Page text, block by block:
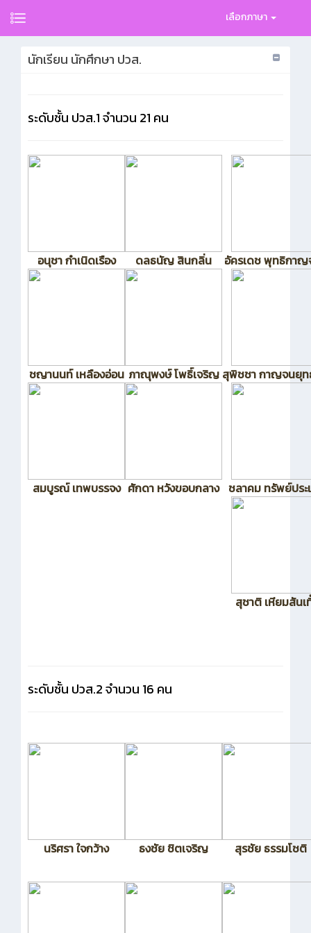
เลือกภาษา
นักเรียน นักศึกษา ปวส.
ระดับชั้น ปวส.1จำนวน 21 คน
อนุชา กำเนิดเรือง ดลธนัญ สินกลิ่น อัครเดช พุทธิกา
ชญานนท์ เหลืองอ่อน ภาณุพงษ์ โพธิ์เจริญ สุพิชชา กาญจนยุ
สมบูรณ์ เทพบรรจง ศักดา หวังขอบกลาง ชลาคม ทรัพย์ประ
สุชาติ เหียมสันเ
ระดับชั้น ปวส.2จำนวน 16 คน
นริศรา ใจกว้าง ธงชัย ชิตเจริญ สุรชัย ธรรมโชติ